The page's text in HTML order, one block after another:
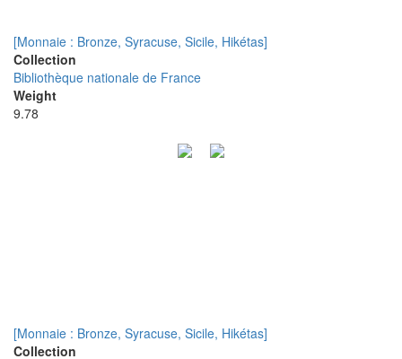
[Monnaie : Bronze, Syracuse, Sicile, Hikétas]
Collection
Bibliothèque nationale de France
Weight
9.78
[Monnaie : Bronze, Syracuse, Sicile, Hikétas]
Collection